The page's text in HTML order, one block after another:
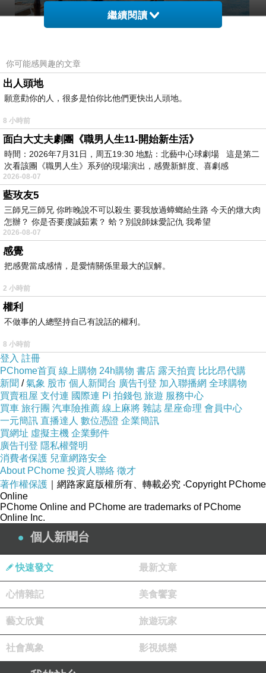
無論是各式藝術美景讓你狂打卡、還是以面具節聞名的威
尼斯浪漫水都，甚至是一個個推坑推滿的Outlet與Shoppin
多說，接著就讓酋姐帶你挑戰時尚x美景x美食最近的距
離！💪💪
🔥歐洲各國必買攻略
南歐必買懶人包點我點我
西班牙必買清單就在這
英國最平價必買等你來撒錢
🛍家樂福Carrefour
看到Carrefour Express、Carrefour Contact（便利商店）
Carrefour City（小超市）與Carrefour Market（中等規模
超市），如若是自駕的捧油，則能開車到較為郊區的地
方，前往你我都很熟悉的大型家樂福。（此圖為法國家樂
福～）
繼續閱讀
你可能感興趣的文章
出人頭地
願意勸你的人，很多是怕你比他們更快出人頭地。
8 小時前
面白大丈夫劇團《職男人生11-開始新生活》
時間：2026年7月31日，周五19:30 地點：北藝中心球劇場 這是第二
次看該團《職男人生》系列的現場演出，感覺新鮮度、喜劇感
2026-08-07
藍玫友5
三師兄三師兄 你昨晚說不可以殺生 要我放過蟑螂給生路 今天的燉大肉
怎辦？ 你是否要虔誠茹素？ 蛤？別說師妹愛記仇 我希望
2026-08-07
感覺
把感覺當成感情，是愛情關係里最大的誤解。
2 小時前
權利
不做事的人總堅持自己有說話的權利。
8 小時前
登入 註冊
PChome首頁 線上購物 24h購物 書店 露天拍賣 比比昂代購
新聞 /氣象 股市 個人新聞台 廣告刊登 加入聯播網 全球購物
買賣租屋 支付連 國際連 Pi 拍錢包 旅遊 服務中心
買車 旅行團 汽車險推薦 線上麻將 雜誌 星座命理 會員中心
一元簡訊 直播達人 數位憑證 企業簡訊
買網址 虛擬主機 企業郵件
廣告刊登 隱私權聲明
消費者保護 兒童網路安全
About PChome 投資人聯絡 徵才
著作權保護 ｜網路家庭版權所有、轉載必究 ‧Copyright PChome
Online
PChome Online and PChome are trademarks of PChome
Online Inc.
個人新聞台
快速發文 最新文章
心情雜記 美食饗宴
藝文欣賞 旅遊玩家
社會萬象 影視娛樂